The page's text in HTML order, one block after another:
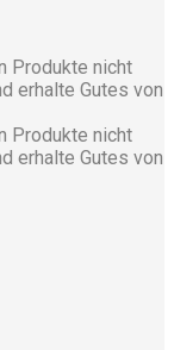
Produkte nicht
erhalte Gutes von
Produkte nicht
erhalte Gutes von